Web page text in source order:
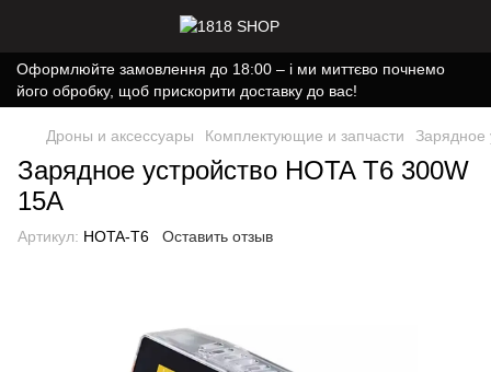
Оформлюйте замовлення до 18:00 – і ми миттєво почнемо
його обробку, щоб прискорити доставку до вас!
Дроны и аксессуары Комплектующие и запчасти Зарядное
Зарядное устройство HOTA T6 300W
15A
Артикул: HOTA-T6 Оставить отзыв